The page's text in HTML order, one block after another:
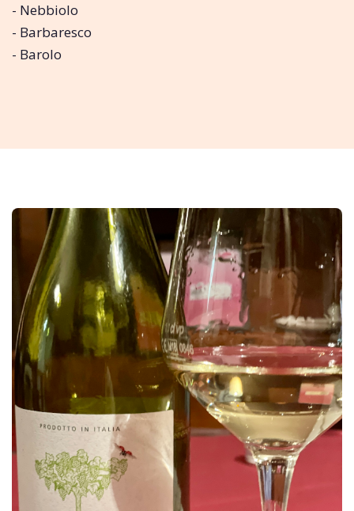
- Nebbiolo
- Barbaresco
- Barolo